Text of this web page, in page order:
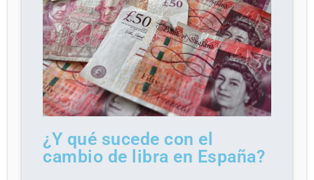
¿Y qué sucede con el
cambio de libra en España?